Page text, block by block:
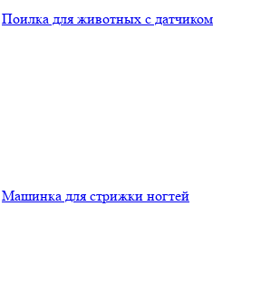
Поилка для животных с датчиком
Машинка для стрижки ногтей